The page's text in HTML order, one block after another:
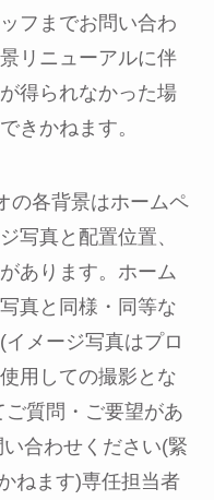
フまでお問い合わ
リニューアルに伴
得られなかった場
きかねます。
の各背景はホームペ
写真と配置位置、
あります。ホーム
真と同様・同等な
メージ写真はプロ
用しての撮影とな
ご質問・ご要望があ
合わせください(緊
ねます)専任担当者